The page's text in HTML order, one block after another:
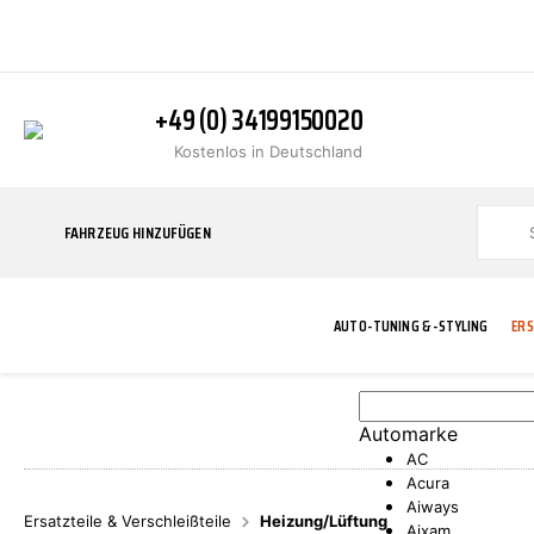
+49 (0) 34199150020
Kostenlos in Deutschland
FAHRZEUG HINZUFÜGEN
AUTO-TUNING & -STYLING
Automarke
AC
Acura
Aiways
Ersatzteile & Verschleißteile Heizung/Lüftung